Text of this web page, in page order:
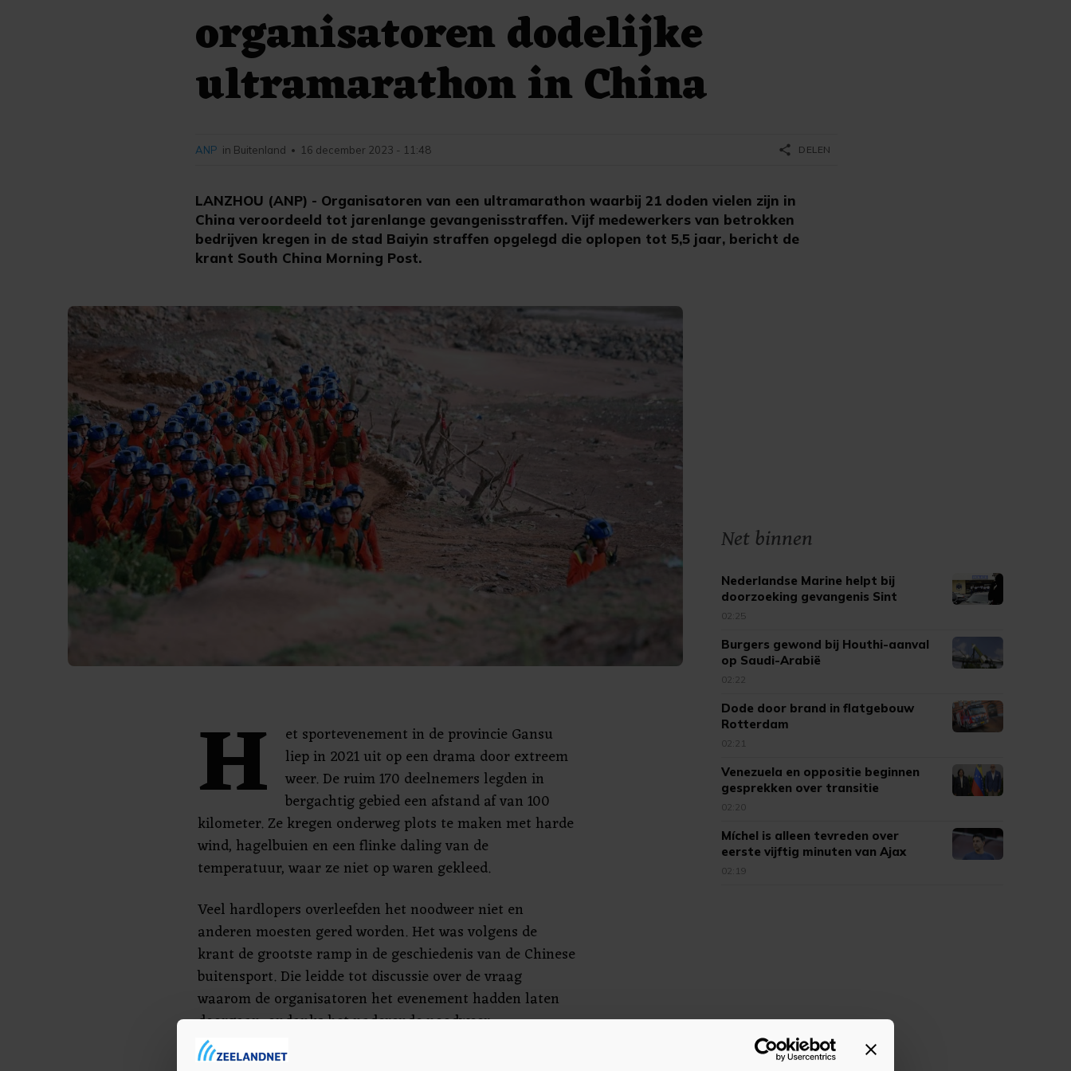
organisatoren dodelijke
ultramarathon in China
LANZHOU (ANP) - Organisatoren van een ultramarathon waarbij 21 doden vielen zijn in
China veroordeeld tot jarenlange gevangenisstraffen. Vijf medewerkers van betrokken
bedrijven kregen in de stad Baiyin straffen opgelegd die oplopen tot 5,5 jaar, bericht de
krant South China Morning Post.
ANP in Buitenland • 16 december 2023 - 11:48 share DELEN
H
et sportevenement in de provincie Gansu
liep in 2021 uit op een drama door extreem
weer. De ruim 170 deelnemers legden in
bergachtig gebied een afstand af van 100
kilometer. Ze kregen onderweg plots te maken met harde
wind, hagelbuien en een flinke daling van de
temperatuur, waar ze niet op waren gekleed.
Veel hardlopers overleefden het noodweer niet en
anderen moesten gered worden. Het was volgens de
krant de grootste ramp in de geschiedenis van de Chinese
buitensport. Die leidde tot discussie over de vraag
waarom de organisatoren het evenement hadden laten
doorgaan, ondanks het naderende noodweer.
Onderzoekers verweten de organisatoren later
Net binnen
Nederlandse Marine helpt bij
doorzoeking gevangenis Sint
Maarten
02:25
Burgers gewond bij Houthi-aanval
op Saudi-Arabië
02:22
Dode door brand in flatgebouw
Rotterdam
02:21
Venezuela en oppositie beginnen
gesprekken over transitie
02:20
Míchel is alleen tevreden over
eerste vijftig minuten van Ajax
02:19